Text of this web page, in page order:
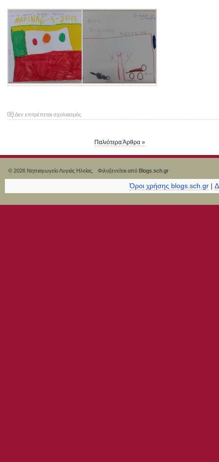
Δεν επιτρέπεται σχολιασμόςστο
Παλιότερα Άρθρα »
© 2026 Νηπιαγωγείο Λυγιάς Ηλείας. Φιλοξενείται από Blogs.sch.gr
Όροι χρήσης blogs.sch.gr |